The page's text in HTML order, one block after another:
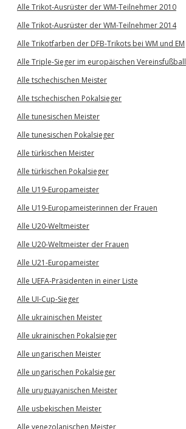
Alle Trikot-Ausrüster der WM-Teilnehmer 2010
Alle Trikot-Ausrüster der WM-Teilnehmer 2014
Alle Trikotfarben der DFB-Trikots bei WM und EM
Alle Triple-Sieger im europäischen Vereinsfußball
Alle tschechischen Meister
Alle tschechischen Pokalsieger
Alle tunesischen Meister
Alle tunesischen Pokalsieger
Alle türkischen Meister
Alle türkischen Pokalsieger
Alle U19-Europameister
Alle U19-Europameisterinnen der Frauen
Alle U20-Weltmeister
Alle U20-Weltmeister der Frauen
Alle U21-Europameister
Alle UEFA-Präsidenten in einer Liste
Alle UI-Cup-Sieger
Alle ukrainischen Meister
Alle ukrainischen Pokalsieger
Alle ungarischen Meister
Alle ungarischen Pokalsieger
Alle uruguayanischen Meister
Alle usbekischen Meister
Alle venezolanischen Meister